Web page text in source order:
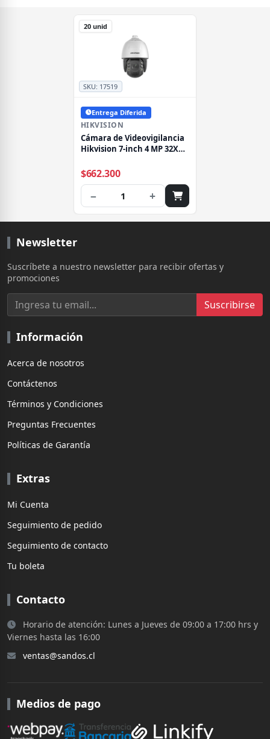
SKU: 17519
20 unid
Entrega Diferida
HIKVISION
Cámara de Videovigilancia
Hikvision 7-inch 4 MP 32X
Network Speed Dome
$662.300
− 1 +
Newsletter
Suscríbete a nuestro newsletter para recibir ofertas y
promociones
Suscribirse
Información
Acerca de nosotros
Contáctenos
Términos y Condiciones
Preguntas Frecuentes
Políticas de Garantía
Extras
Mi Cuenta
Seguimiento de pedido
Seguimiento de contacto
Tu boleta
Contacto
Horario de atención: Lunes a Jueves de 09:00 a 17:00 hrs y
Viernes hasta las 16:00
ventas@sandos.cl
Medios de pago